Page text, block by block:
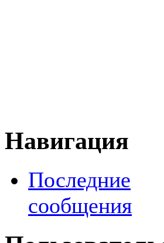
Навигация
Последние
сообщения